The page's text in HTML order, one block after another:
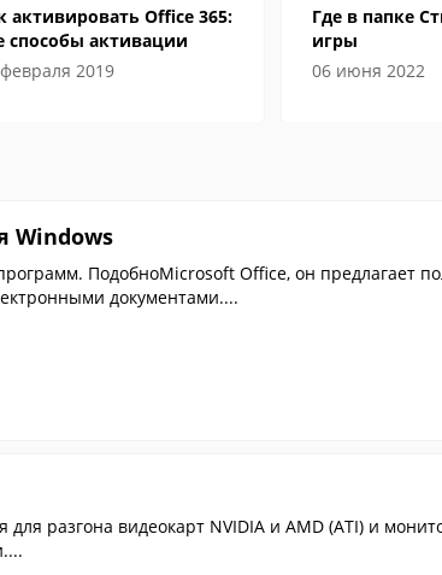
активировать Office 365:
способы активации
2019
Где в папке
игры
06 июня 2022
Windows
ПодобноMicrosoft Office, он предлагает
документами....
разгона видеокарт NVIDIA и AMD (ATI) и